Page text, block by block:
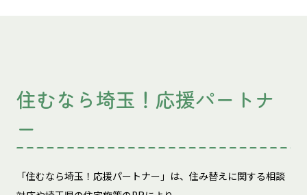
住むなら埼玉！応援パートナ
ー
「住むなら埼玉！応援パートナー」は、住み替えに関する相談